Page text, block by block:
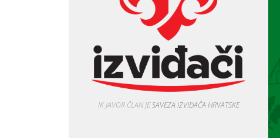
IK JAVOR ČLAN JESAVEZA IZVIĐAČA HRVATSKE